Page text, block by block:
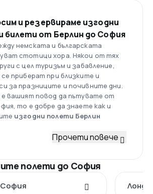
и резервираме изгодни
билети от Берлин до София
немската и българската
стотици хора. Някои от тях
с цел туризъм и забавление,
приберат при близките и
за празниците и почивните дни.
е вашият повод да пътувате от
то е добре да знаете как и
изгодни полети Берлин
Прочети повече
полети до София